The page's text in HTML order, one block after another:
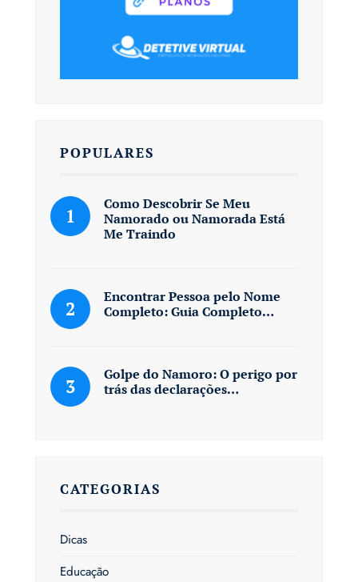
POPULARES
Como Descobrir Se Meu
Namorado ou Namorada Está
Me Traindo
Encontrar Pessoa pelo Nome
Completo: Guia Completo…
Golpe do Namoro: O perigo por
trás das declarações…
CATEGORIAS
Dicas
Educação